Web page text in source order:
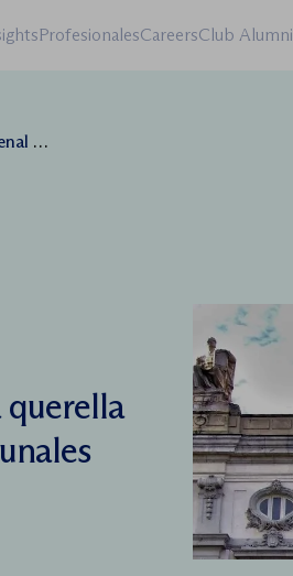
ProfesionalesCareersClub Alumni